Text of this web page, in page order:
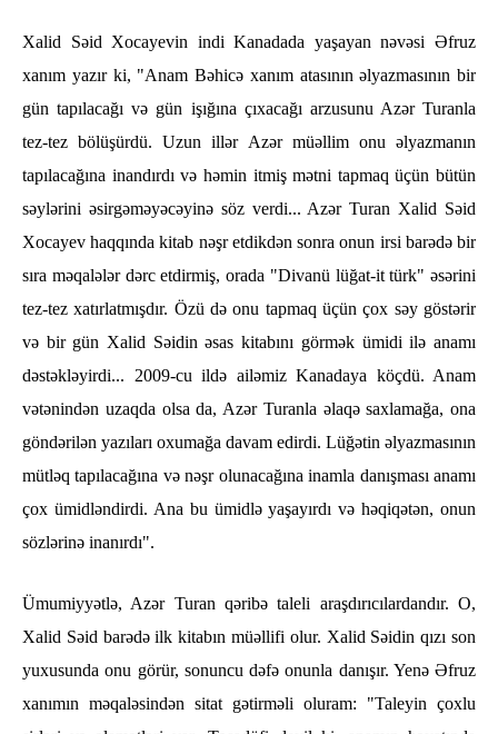
Xalid Səid Xocayevin indi Kanadada yaşayan nəvəsi Əfruz
xanım yazır ki, "Anam Bəhicə xanım atasının əlyazmasının bir
gün tapılacağı və gün işığına çıxacağı arzusunu Azər Turanla
tez-tez bölüşürdü. Uzun illər Azər müəllim onu əlyazmanın
tapılacağına inandırdı və həmin itmiş mətni tapmaq üçün bütün
səylərini əsirgəməyəcəyinə söz verdi... Azər Turan Xalid Səid
Xocayev haqqında kitab nəşr etdikdən sonra onun irsi barədə bir
sıra məqalələr dərc etdirmiş, orada "Divanü lüğat-it türk" əsərini
tez-tez xatırlatmışdır. Özü də onu tapmaq üçün çox səy göstərir
və bir gün Xalid Səidin əsas kitabını görmək ümidi ilə anamı
dəstəkləyirdi... 2009-cu ildə ailəmiz Kanadaya köçdü. Anam
vətənindən uzaqda olsa da, Azər Turanla əlaqə saxlamağa, ona
göndərilən yazıları oxumağa davam edirdi. Lüğətin əlyazmasının
mütləq tapılacağına və nəşr olunacağına inamla danışması anamı
çox ümidləndirdi. Ana bu ümidlə yaşayırdı və həqiqətən, onun
sözlərinə inanırdı".
Ümumiyyətlə, Azər Turan qəribə taleli araşdırıcılardandır. O,
Xalid Səid barədə ilk kitabın müəllifi olur. Xalid Səidin qızı son
yuxusunda onu görür, sonuncu dəfə onunla danışır. Yenə Əfruz
xanımın məqaləsindən sitat gətirməli oluram: "Taleyin çoxlu